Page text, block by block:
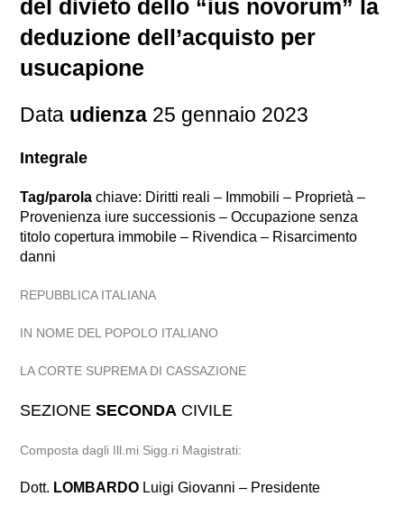
del divieto dello “ius novorum” la
deduzione dell’acquisto per
usucapione
Data udienza 25 gennaio 2023
Integrale
Tag/parola chiave: Diritti reali – Immobili – Proprietà –
Provenienza iure successionis – Occupazione senza
titolo copertura immobile – Rivendica – Risarcimento
danni
REPUBBLICA ITALIANA
IN NOME DEL POPOLO ITALIANO
LA CORTE SUPREMA DI CASSAZIONE
SEZIONESECONDA CIVILE
Composta dagli Ill.mi Sigg.ri Magistrati:
Dott. LOMBARDO Luigi Giovanni – Presidente